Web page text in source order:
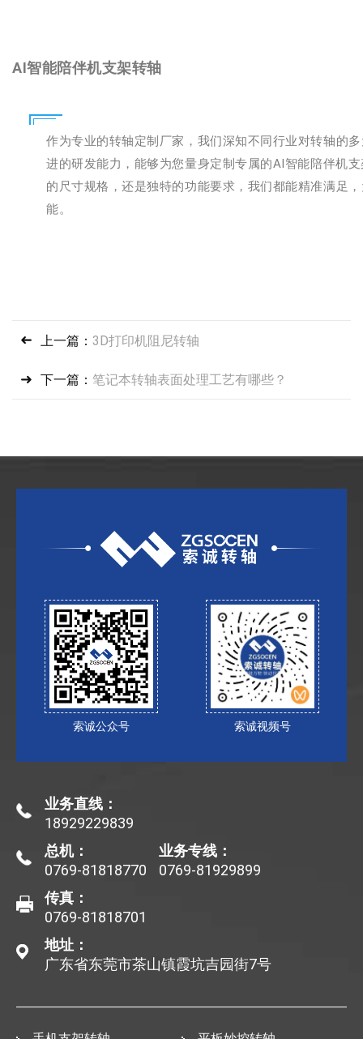
AI智能陪伴机支架转轴
作为专业的转轴定制厂家，我们深知不同行业对转轴的
进的研发能力，能够为您量身定制专属的AI智能陪伴机
的尺寸规格，还是独特的功能要求，我们都能精准满足
能。
上一篇： 3D打印机阻尼转轴
下一篇： 笔记本转轴表面处理工艺有哪些？
索诚公众号 索诚视频号
业务直线：
18929229839
总机：
0769-81818770
业务专线：
0769-81929899
传真：
0769-81818701
地址：
广东省东莞市茶山镇霞坑吉园街7号